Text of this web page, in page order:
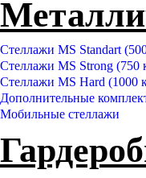
Стеллажи MS Standart
Стеллажи MS Strong (750
Стеллажи MS Hard (1000
Дополнительные
Мобильные стеллажи